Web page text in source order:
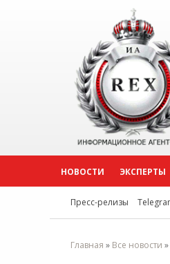
НОВОСТИ ЭКСПЕРТЫ
Пресс-релизы
Главная » Все новости »